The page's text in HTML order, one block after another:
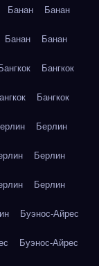
Банан Банан
Банан Банан
Бангкок Бангкок
Бангкок
Берлин
Берлин
Берлин
Буэнос-Айрес
Буэнос-Айрес